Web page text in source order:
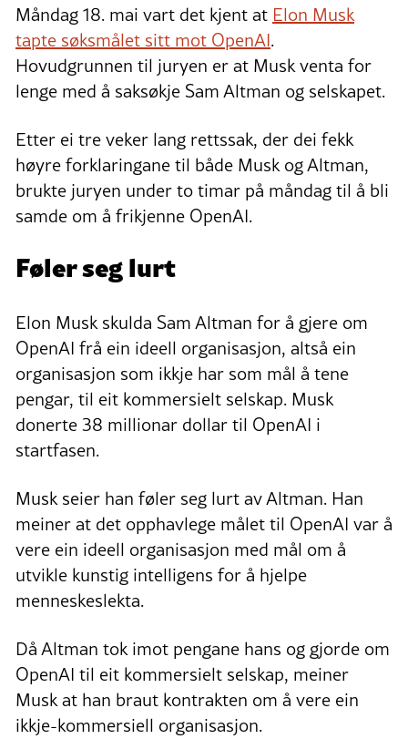
Måndag 18. mai vart det kjent at Elon Musk
tapte søksmålet sitt mot OpenAI.
Hovudgrunnen til juryen er at Musk venta for
lenge med å saksøkje Sam Altman og selskapet.
Etter ei tre veker lang rettssak, der dei fekk
høyre forklaringane til både Musk og Altman,
brukte juryen under to timar på måndag til å bli
samde om å frikjenne OpenAI.
Føler seg lurt
Elon Musk skulda Sam Altman for å gjere om
OpenAI frå ein ideell organisasjon, altså ein
organisasjon som ikkje har som mål å tene
pengar, til eit kommersielt selskap. Musk
donerte 38 millionar dollar til OpenAI i
startfasen.
Musk seier han føler seg lurt av Altman. Han
meiner at det opphavlege målet til OpenAI var å
vere ein ideell organisasjon med mål om å
utvikle kunstig intelligens for å hjelpe
menneskeslekta.
Då Altman tok imot pengane hans og gjorde om
OpenAI til eit kommersielt selskap, meiner
Musk at han braut kontrakten om å vere ein
ikkje-kommersiell organisasjon.